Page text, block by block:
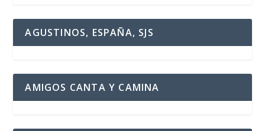
AGUSTINOS, ESPAÑA, SJS
AMIGOS CANTA Y CAMINA